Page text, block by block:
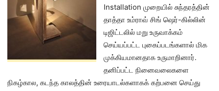
Installation முறையில் சுந்தரத்தின்
தாத்தா உம்ராவ் சிங் ஷெர்-கில்லின்
டிஜிட்டலில் மறு உருவாக்கம்
செய்யப்பட்ட புகைப்படங்களால் மிக
முக்கியமானதாக உருமாறினார்.
தனிப்பட்ட நினைவலைகளை
நிகழ்கால, கடந்த காலத்தின் உரையாடல்களாகக் கற்பனை செய்து